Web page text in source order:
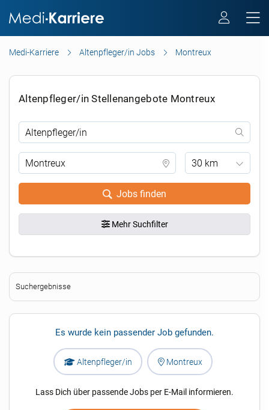
Medi-Karriere Altenpfleger/in Jobs Montreux
Altenpfleger/in Stellenangebote Montreux
30 km
Jobs finden
Mehr Suchfilter
Suchergebnisse
Es wurde kein passender Job gefunden.
Altenpfleger/in Montreux
Lass Dich über passende Jobs per E-Mail informieren.